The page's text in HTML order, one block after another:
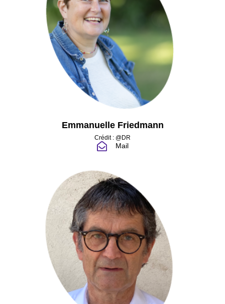
Emmanuelle Friedmann
Crédit : @DR
Mail